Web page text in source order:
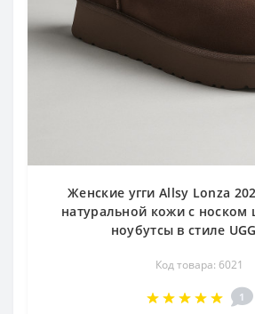
Женские угги Allsy Lonza
натуральной кожи с
ноубутсы в стиле
Код товара: 6021
1